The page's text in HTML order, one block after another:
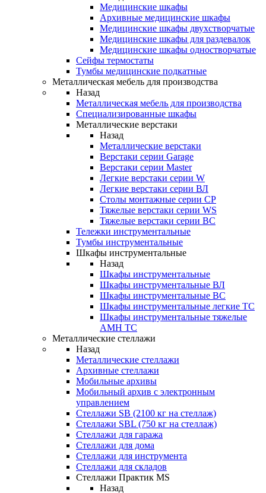
Медицинские шкафы
Архивные медицинские шкафы
Медицинские шкафы двухстворчатые
Медицинские шкафы для раздевалок
Медицинские шкафы одностворчатые
Сейфы термостаты
Тумбы медицинские подкатные
Металлическая мебель для производства
Назад
Металлическая мебель для производства
Cпециализированные шкафы
Металлические верстаки
Назад
Металлические верстаки
Верстаки серии Garage
Верстаки серии Master
Легкие верстаки серии W
Легкие верстаки серии ВЛ
Столы монтажные серии СР
Тяжелые верстаки серии WS
Тяжелые верстаки серии ВС
Тележки инструментальные
Тумбы инструментальные
Шкафы инструментальные
Назад
Шкафы инструментальные
Шкафы инструментальные ВЛ
Шкафы инструментальные ВС
Шкафы инструментальные легкие ТС
Шкафы инструментальные тяжелые
AMH TC
Металлические стеллажи
Назад
Металлические стеллажи
Архивные стеллажи
Мобильные архивы
Мобильный архив с электронным
управлением
Стеллажи SB (2100 кг на стеллаж)
Стеллажи SBL (750 кг на стеллаж)
Стеллажи для гаража
Стеллажи для дома
Стеллажи для инструмента
Стеллажи для складов
Стеллажи Практик MS
Назад